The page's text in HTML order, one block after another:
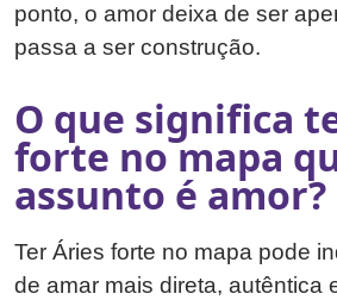
ponto, o amor deixa de ser
passa a ser construção.
O que significa
forte no mapa
assunto é amor?
Ter Áries forte no mapa pode
de amar mais direta, autêntica